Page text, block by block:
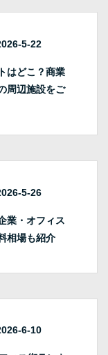
5-22
はどこ？商業
周辺施設をご
5-26
業・オフィス
相場も紹介
6-10